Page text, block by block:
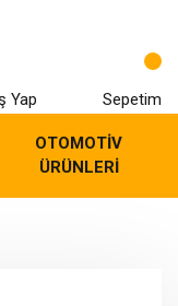
Yap Sepetim
OTOMOTİV
ÜRÜNLERİ